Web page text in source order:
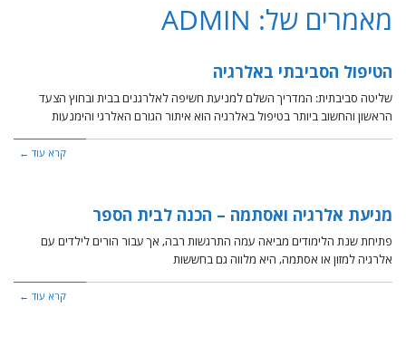
מאמרים של: ADMIN
הטיפול הסביבתי באלרגיה
שליטה סביבתית: המדריך השלם למניעת חשיפה לאלרגנים בבית ובחוץ הצעד
הראשון והחשוב ביותר בטיפול באלרגיה הוא איתור הגורם האלרגי והימנעות
קרא עוד ←
מניעת אלרגיה ואסתמה – הכנה לבית הספר
פתיחת שנת הלימודים מביאה עמה התרגשות רבה, אך עבור הורים לילדים עם
אלרגיה למזון או אסתמה, היא מלווה גם בחששות
קרא עוד ←